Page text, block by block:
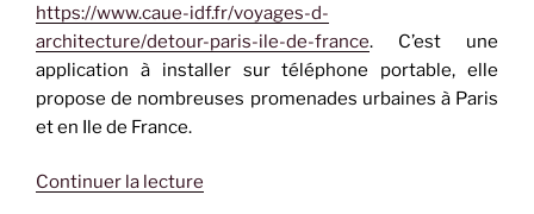
https://www.caue-idf.fr/voyages-d-
architecture/detour-paris-ile-de-france. C’est une
application à installer sur téléphone portable, elle
propose de nombreuses promenades urbaines à Paris
et en Ile de France.
Continuer la lecture